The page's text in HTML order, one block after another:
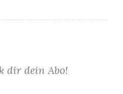
dir dein Abo!